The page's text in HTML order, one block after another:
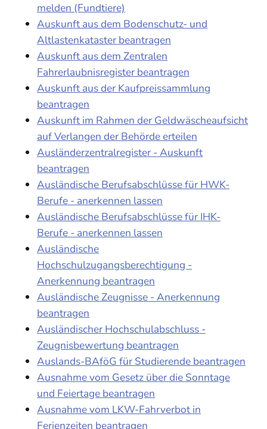
melden (Fundtiere)
Auskunft aus dem Bodenschutz- und
Altlastenkataster beantragen
Auskunft aus dem Zentralen
Fahrerlaubnisregister beantragen
Auskunft aus der Kaufpreissammlung
beantragen
Auskunft im Rahmen der Geldwäscheaufsicht
auf Verlangen der Behörde erteilen
Ausländerzentralregister - Auskunft
beantragen
Ausländische Berufsabschlüsse für HWK-
Berufe - anerkennen lassen
Ausländische Berufsabschlüsse für IHK-
Berufe - anerkennen lassen
Ausländische
Hochschulzugangsberechtigung -
Anerkennung beantragen
Ausländische Zeugnisse - Anerkennung
beantragen
Ausländischer Hochschulabschluss -
Zeugnisbewertung beantragen
Auslands-BAföG für Studierende beantragen
Ausnahme vom Gesetz über die Sonntage
und Feiertage beantragen
Ausnahme vom LKW-Fahrverbot in
Ferienzeiten beantragen